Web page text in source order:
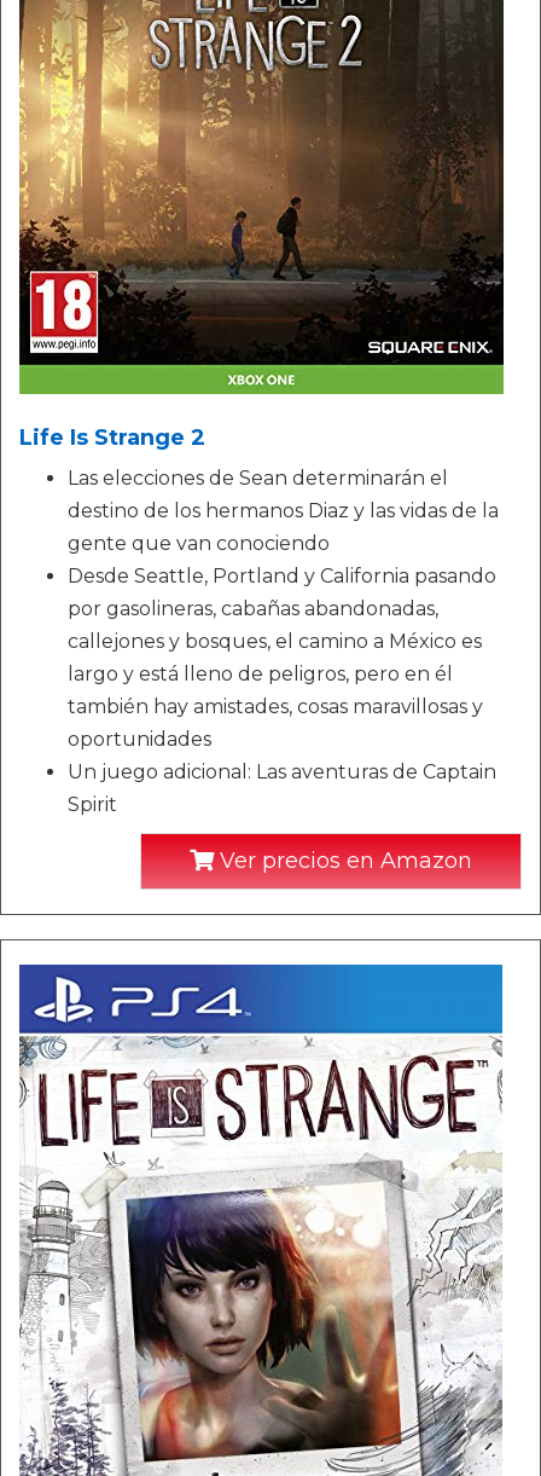
Life Is Strange 2
Las elecciones de Sean determinarán el
destino de los hermanos Diaz y las vidas de la
gente que van conociendo
Desde Seattle, Portland y California pasando
por gasolineras, cabañas abandonadas,
callejones y bosques, el camino a México es
largo y está lleno de peligros, pero en él
también hay amistades, cosas maravillosas y
oportunidades
Un juego adicional: Las aventuras de Captain
Spirit
Ver precios en Amazon